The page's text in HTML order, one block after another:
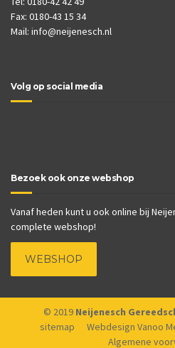
Fax: 0180-43 15 34
Mail: info@neijenesch.nl
Volg op social media
Bezoek ook onze webshop
Vanaf heden kunt u ook online bij
complete webshop!
WEBSHOP
© 2019 Neijenesch
sitemap
Webdesign Vanoo
Algemene